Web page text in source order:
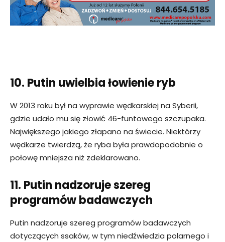
10. Putin uwielbia łowienie ryb
W 2013 roku był na wyprawie wędkarskiej na Syberii,
gdzie udało mu się złowić 46-funtowego szczupaka.
Największego jakiego złapano na świecie. Niektórzy
wędkarze twierdzą, że ryba była prawdopodobnie o
połowę mniejsza niż zdeklarowano.
11. Putin nadzoruje szereg
programów badawczych
Putin nadzoruje szereg programów badawczych
dotyczących ssaków, w tym niedźwiedzia polarnego i